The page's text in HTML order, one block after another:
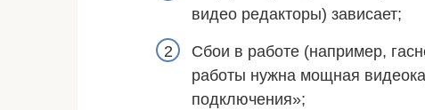
видео редакторы) зависает;
Сбои в работе (например,
работы нужна мощная
подключения»;